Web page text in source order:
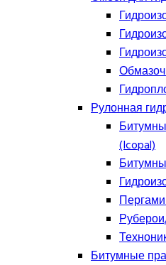
Рулонная
(Icopal)
Битумные